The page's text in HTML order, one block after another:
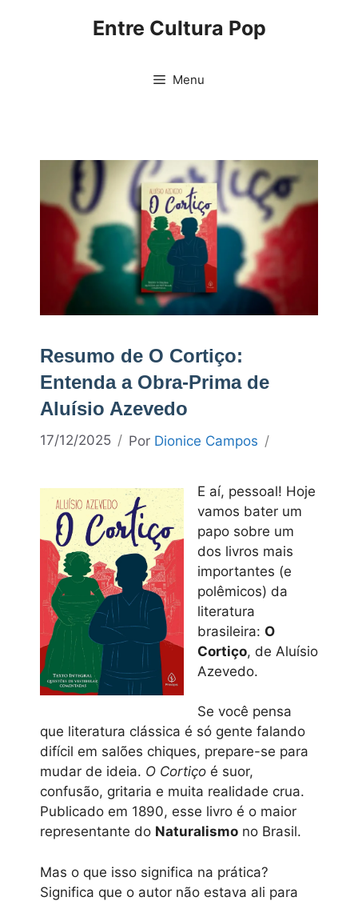
Entre Cultura Pop
Menu
Resumo de O Cortiço:
Entenda a Obra-Prima de
Aluísio Azevedo
17/12/2025 Por Dionice Campos
E aí, pessoal! Hoje
vamos bater um
papo sobre um
dos livros mais
importantes (e
polêmicos) da
literatura
brasileira: O
Cortiço, de Aluísio
Azevedo.
Se você pensa
que literatura clássica é só gente falando
difícil em salões chiques, prepare-se para
mudar de ideia. O Cortiço é suor,
confusão, gritaria e muita realidade crua.
Publicado em 1890, esse livro é o maior
representante do Naturalismo no Brasil.
Mas o que isso significa na prática?
Significa que o autor não estava ali para